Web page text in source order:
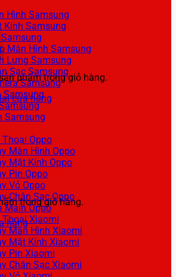
phẩm trong giỏ hàng.
cửa hàng
trong giỏ hàng.
hàng
Hình Samsung
Kính Samsung
Màn Hình Samsung
Lưng Samsung
Sạc Samsung
Samsung
Samsung
Samsung
Oppo
Màn Hình Oppo
Mặt Kính Oppo
Pin Oppo
Vỏ Oppo
Chân Sạc Oppo
Main Oppo
Xiaomi
Màn Hình Xiaomi
Mặt Kính Xiaomi
Pin Xiaomi
Chân Sạc Xiaomi